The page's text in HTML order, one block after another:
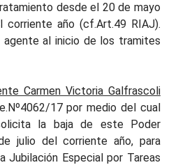
desde el 20 de mayo
año (cf.Art.49 RIAJ).
al inicio de los tramites
Carmen Victoria Galfrascoli
17 por medio del cual
la baja de este Poder
julio del corriente año, para
Jubilación Especial por Tareas